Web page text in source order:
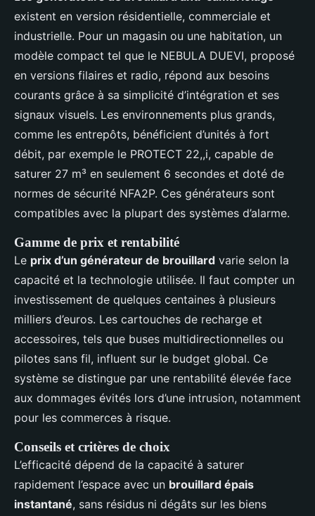
existent en version résidentielle, commerciale et
industrielle. Pour un magasin ou une habitation, un
modèle compact tel que le NEBULA DUEVI, proposé
en versions filaires et radio, répond aux besoins
courants grâce à sa simplicité d’intégration et ses
signaux visuels. Les environnements plus grands,
comme les entrepôts, bénéficient d’unités à fort
débit, par exemple le PROTECT 22,,i, capable de
saturer 27 m³ en seulement 6 secondes et doté de
normes de sécurité NFA2P. Ces générateurs sont
compatibles avec la plupart des systèmes d’alarme.
Gamme de prix et rentabilité
Le prix d’un générateur de brouillard varie selon la
capacité et la technologie utilisée. Il faut compter un
investissement de quelques centaines à plusieurs
milliers d’euros. Les cartouches de recharge et
accessoires, tels que buses multidirectionnelles ou
pilotes sans fil, influent sur le budget global. Ce
système se distingue par une rentabilité élevée face
aux dommages évités lors d’une intrusion, notamment
pour les commerces à risque.
Conseils et critères de choix
L’efficacité dépend de la capacité à saturer
rapidement l’espace avec un brouillard épais
instantané, sans résidus ni dégâts sur les biens